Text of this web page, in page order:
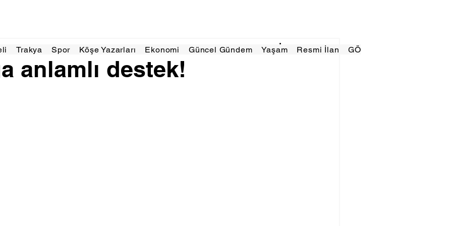
Trakya Spor Köşe Yazarları Ekonomi Güncel Gündem Yaşam Resmi İlan GÖRÜNÜMTV
anlamlı destek!
1 dakikada okunur